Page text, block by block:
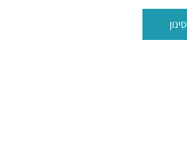
סינון